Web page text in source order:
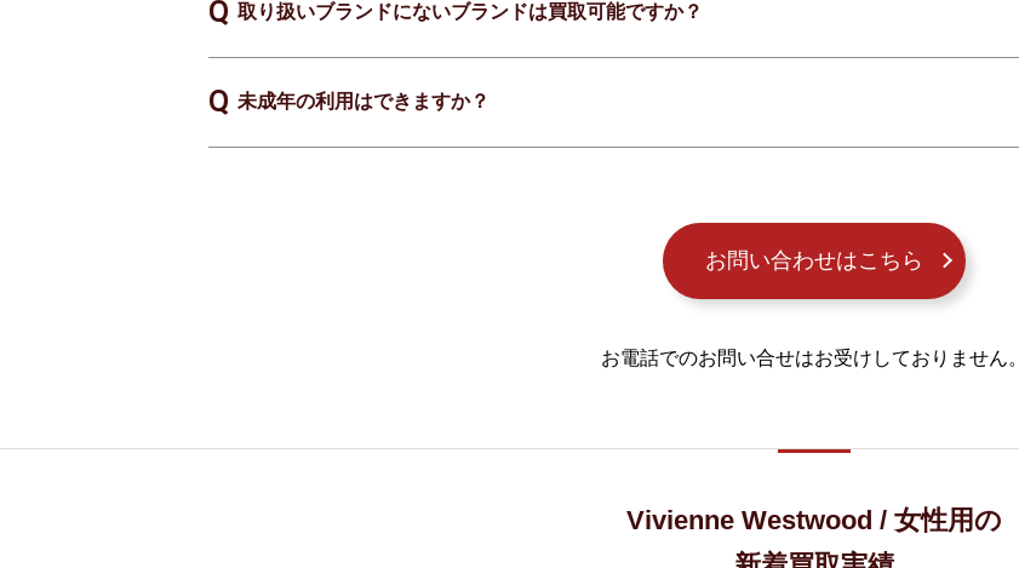
取り扱いブランドにないブランドは買取可能ですか？
未成年の利用はできますか？
お問い合わせはこちら
お電話でのお問い合せはお受けしておりません。
Vivienne Westwood / 女性用の